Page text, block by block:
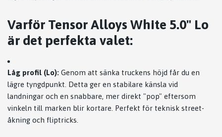
Varför Tensor Alloys White 5.0" Lo
är det perfekta valet:
Låg profil (Lo): Genom att sänka truckens höjd får du en
lägre tyngdpunkt. Detta ger en stabilare känsla vid
landningar och en snabbare, mer direkt "pop" eftersom
vinkeln till marken blir kortare. Perfekt för teknisk street-
åkning och fliptricks.